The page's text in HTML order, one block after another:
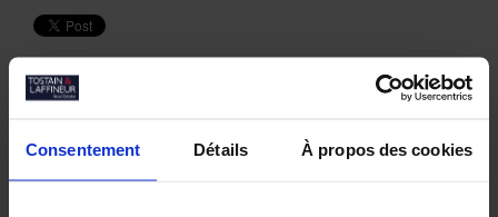
Consentement Détails À propos des cookies